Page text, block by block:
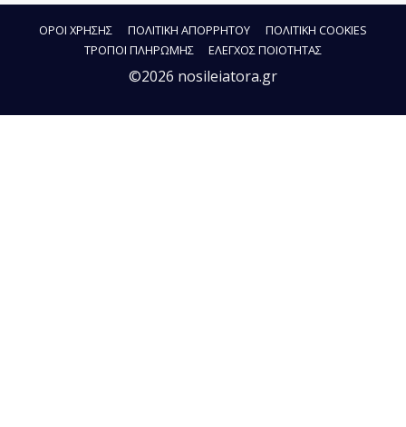
ΟΡΟΙ ΧΡΗΣΗΣ ΠΟΛΙΤΙΚΗ ΑΠΟΡΡΗΤΟΥ
ΠΟΛΙΤΙΚΗ COOKIES
ΤΡΟΠΟΙ ΠΛΗΡΩΜΗΣ
ΕΛΕΓΧΟΣ ΠΟΙΟΤΗΤΑΣ
©2026 nosileiatora.gr